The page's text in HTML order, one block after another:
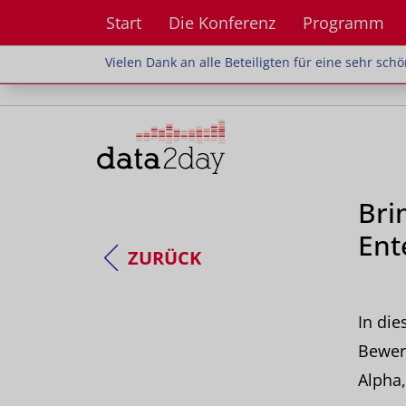
Start Die Konferenz Programm
Vielen Dank an alle Beteiligten für eine sehr
Vielen Dank an alle Beteiligten für eine sehr
ZURÜCK
In